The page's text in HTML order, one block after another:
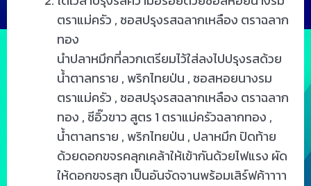
ตราแม่ครัว , ซอสปรุงรสฉลากเหลือง ตราฉลาก
ทอง
นำปลาหมึกที่ลวกเตรียมไว้ใส่ลงไปปรุงรสด้วย
น้ำตาลทราย , พริกไทยป่น , ซอสหอยนางรม
ตราแม่ครัว , ซอสปรุงรสฉลากเหลือง ตราฉลาก
ทอง , ซีอิ๊วขาว สูตร 1 ตราแม่ครัวฉลากทอง ,
น้ำตาลทราย , พริกไทยป่น , ปลาหมึก ปิดท้าย
ด้วยดอกขจรคลุกเคล้าให้เข้ากันด้วยไฟแรง ผัด
ให้ดอกขจรสุก เป็นอันจัดจานพร้อมเสิร์ฟค้าาาา